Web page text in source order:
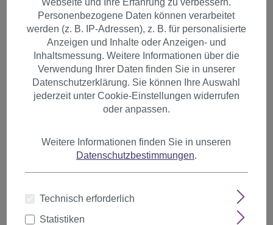
Perücke Lang Wellig Ombre
Schwarz Türkis-Blau DEC185-
ZA103-98A
Webseite und Ihre Erfahrung zu verbessern.
Personenbezogene Daten können verarbeitet
werden (z. B. IP-Adressen), z. B. für personalisierte
Anzeigen und Inhalte oder Anzeigen- und
Inhaltsmessung. Weitere Informationen über die
Verwendung Ihrer Daten finden Sie in unserer
Datenschutzerklärung. Sie können Ihre Auswahl
jederzeit unter Cookie-Einstellungen widerrufen
oder anpassen.
Weitere Informationen finden Sie in unseren
Datenschutzbestimmungen.
Technisch erforderlich
Statistiken